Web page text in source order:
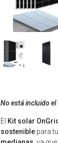
No está incluido
El Kit solar
sostenible para